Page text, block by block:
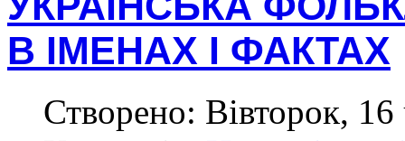
В ІМЕНАХ І ФАКТАХ
Створено: Вівторок,